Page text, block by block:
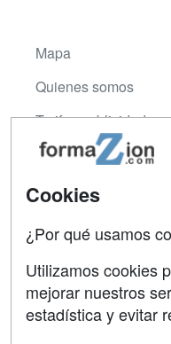
Mapa
Quienes somos
Tarifas publicidad
Acceso Usuarios
Acceso Centros
Contactar
Confidencialidad
Aviso legal
Cookies
¿Por qué usamos
Utilizamos cookies
mejorar nuestros
estadística y evitar